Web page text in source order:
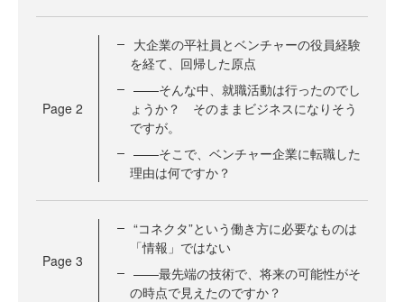
Page 2
大企業の平社員とベンチャーの役員経験
を経て、回帰した原点
——そんな中、就職活動は行ったのでし
ょうか？ そのままビジネスになりそう
ですが。
——そこで、ベンチャー企業に転職した
理由は何ですか？
Page 3
“コネクタ”という働き方に必要なものは
「情報」ではない
——最先端の技術で、将来の可能性がそ
の時点で見えたのですか？